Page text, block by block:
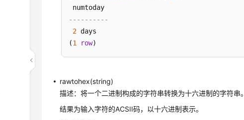
----------
2 days
(1 row
rawtohex(string)
描述：将一个二进制构成的字符串转换为十六进制的字符串。
结果为输入字符的ACSII码，以十六进制表示。